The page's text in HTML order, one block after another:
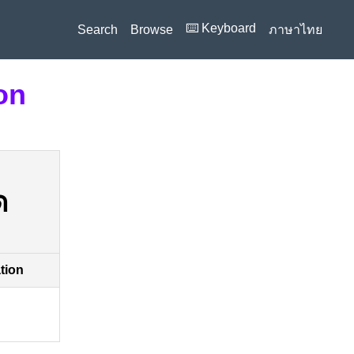
Search Browse ⌨️ Keyboard ภาษาไทย